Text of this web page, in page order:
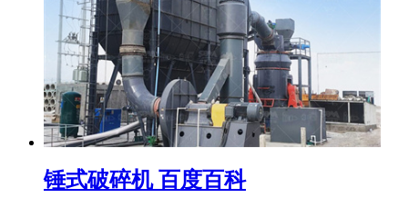
锤式破碎机 百度百科